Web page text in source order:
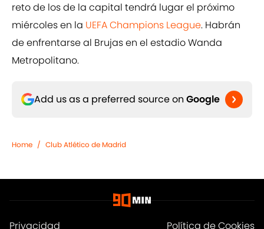
reto de los de la capital tendrá lugar el próximo
miércoles en la UEFA Champions League. Habrán
de enfrentarse al Brujas en el estadio Wanda
Metropolitano.
Add us as a preferred source on Google
Home / Club Atlético de Madrid
Privacidad Política de Cookies